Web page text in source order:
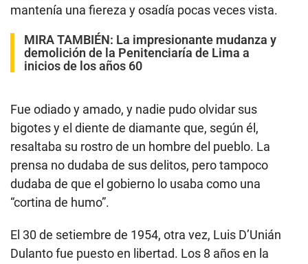
mantenía una fiereza y osadía pocas veces vista.
MIRA TAMBIÉN: La impresionante mudanza y
demolición de la Penitenciaría de Lima a
inicios de los años 60
Fue odiado y amado, y nadie pudo olvidar sus
bigotes y el diente de diamante que, según él,
resaltaba su rostro de un hombre del pueblo. La
prensa no dudaba de sus delitos, pero tampoco
dudaba de que el gobierno lo usaba como una
“cortina de humo”.
El 30 de setiembre de 1954, otra vez, Luis D’Unián
Dulanto fue puesto en libertad. Los 8 años en la